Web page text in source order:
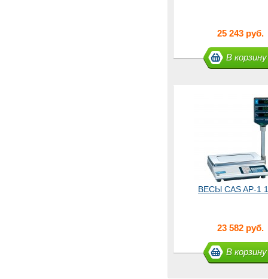
25 243 руб.
В корзину
ВЕСЫ CAS AP-1
23 582 руб.
В корзину